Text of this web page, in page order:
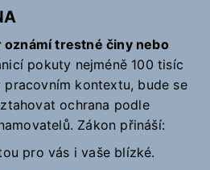
trestné činy nebo
pokuty nejméně 100 tisíc
kontextu, bude se
ochrana podle
Zákon přináší:
pro vás i vaše blízké.